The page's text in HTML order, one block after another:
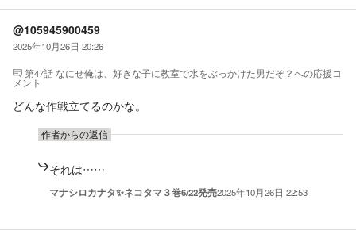
@105945900459
2025年10月26日 20:26
第47話 なにせ俺は、好きな子に教室で水をぶっかけた男だぞ？への応援コ
メント
どんな作戦立てるのかな。
作者からの返信
それは……
マナシロカナタ✨ネコタマ３巻6/22発売2025年10月26日 22:53